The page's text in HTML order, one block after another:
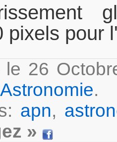
pixels pour
le 26
Astronomie.
apn,
»